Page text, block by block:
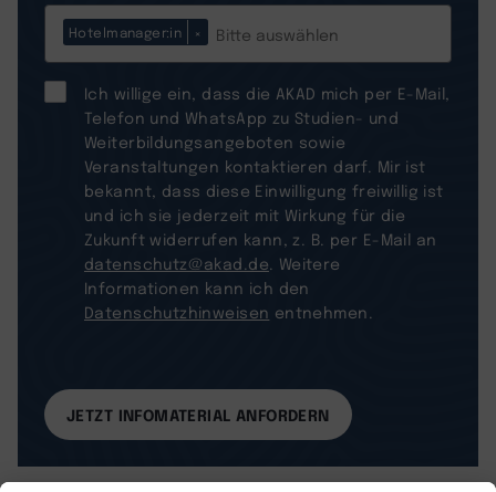
Hotelmanager:in ×
Ich willige ein, dass die AKAD mich per E-Mail,
Telefon und WhatsApp zu Studien- und
Weiterbildungsangeboten sowie
Veranstaltungen kontaktieren darf. Mir ist
bekannt, dass diese Einwilligung freiwillig ist
und ich sie jederzeit mit Wirkung für die
Zukunft widerrufen kann, z. B. per E-Mail an
datenschutz@akad.de . Weitere
Informationen kann ich den
Datenschutzhinweisen entnehmen.